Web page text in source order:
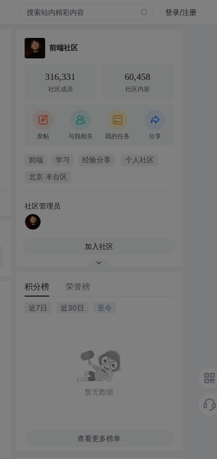
登录/注册
前端社区
316,331
社区成员
60,458
社区内容
发帖 与我相关 我的任务 分享
前端 学习 经验分享 个人社区
北京·丰台区
社区管理员
加入社区
积分榜 荣誉榜
近7日 近30日 至今
暂无数据
查看更多榜单